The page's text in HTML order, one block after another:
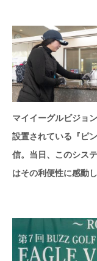
マイイーグルビジョ
設置されている『ピ
信。当日、このシス
はその利便性に感動し